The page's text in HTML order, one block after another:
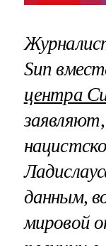
Sun
центра
данным,
мировой